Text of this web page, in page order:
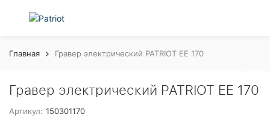
Главная Гравер электрический PATRIOT EE 170
Гравер электрический PATRIOT EE 170
Артикул: 150301170